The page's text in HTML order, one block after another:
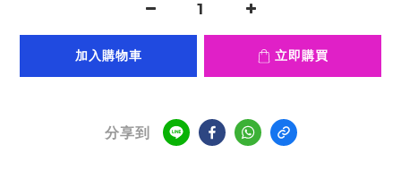
加入購物車 立即購買
分享到